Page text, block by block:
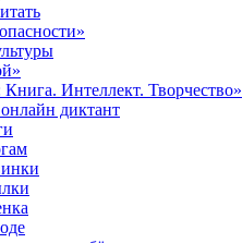
Интеллект. Творчество»
диктант